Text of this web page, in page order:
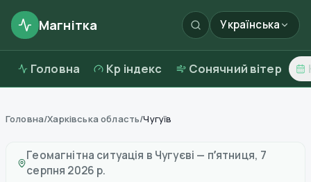
Магнітка Українська
Головна Kp індекс Сонячний вітер
Головна/Харківська область/Чугуїв
Геомагнітна ситуація в Чугуєві — пʼятниця, 7
серпня 2026 р.